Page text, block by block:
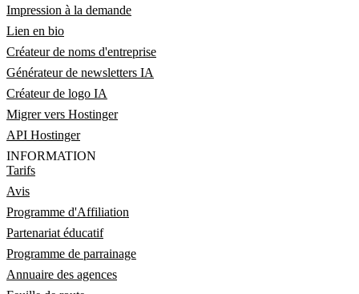
Impression à la demande
Lien en bio
Créateur de noms d'entreprise
Générateur de newsletters IA
Créateur de logo IA
Migrer vers Hostinger
API Hostinger
INFORMATION
Tarifs
Avis
Programme d'Affiliation
Partenariat éducatif
Programme de parrainage
Annuaire des agences